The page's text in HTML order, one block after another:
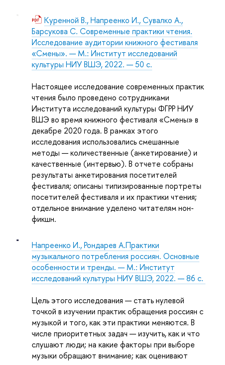
Куренной В., Напреенко И., Сувалко А.,
Барсукова С. Современные практики чтения.
Исследование аудитории книжного фестиваля
«Смены». — М.: Институт исследований
культуры НИУ ВШЭ, 2022. — 50 с.
Настоящее исследование современных практик
чтения было проведено сотрудниками
Института исследований культуры ФГРР НИУ
ВШЭ во время книжного фестиваля «Смены» в
декабре 2020 года. В рамках этого
исследования использовались смешанные
методы — количественные (анкетирование) и
качественные (интервью). В отчете собраны
результаты анкетирования посетителей
фестиваля; описаны типизированные портреты
посетителей фестиваля и их практики чтения;
отдельное внимание уделено читателям нон-
фикшн.
Напреенко И., Рондарев А.Практики
музыкального потребления россиян. Основные
особенности и тренды. — М.: Институт
исследований культуры НИУ ВШЭ, 2022. — 86 с.
Цель этого исследования — стать нулевой
точкой в изучении практик обращения россиян с
музыкой и того, как эти практики меняются. В
числе приоритетных задач — изучить, как и что
слушают люди; на какие факторы при выборе
музыки обращают внимание; как оценивают